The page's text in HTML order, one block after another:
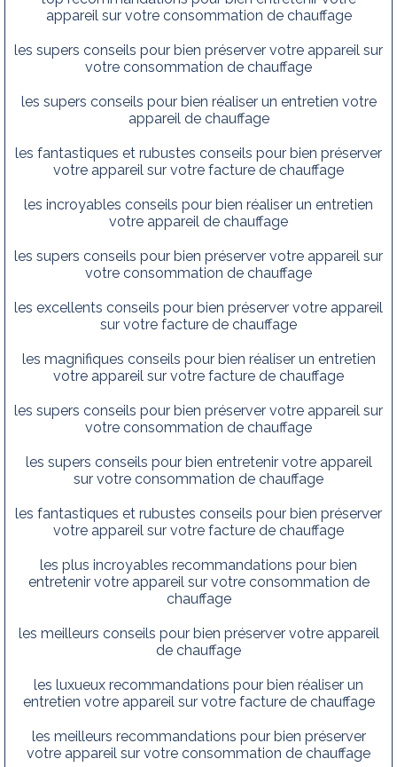
appareil sur votre consommation de chauffage
les supers conseils pour bien préserver votre appareil sur
votre consommation de chauffage
les supers conseils pour bien réaliser un entretien votre
appareil de chauffage
les fantastiques et rubustes conseils pour bien préserver
votre appareil sur votre facture de chauffage
les incroyables conseils pour bien réaliser un entretien
votre appareil de chauffage
les supers conseils pour bien préserver votre appareil sur
votre consommation de chauffage
les excellents conseils pour bien préserver votre appareil
sur votre facture de chauffage
les magnifiques conseils pour bien réaliser un entretien
votre appareil sur votre facture de chauffage
les supers conseils pour bien préserver votre appareil sur
votre consommation de chauffage
les supers conseils pour bien entretenir votre appareil
sur votre consommation de chauffage
les fantastiques et rubustes conseils pour bien préserver
votre appareil sur votre facture de chauffage
les plus incroyables recommandations pour bien
entretenir votre appareil sur votre consommation de
chauffage
les meilleurs conseils pour bien préserver votre appareil
de chauffage
les luxueux recommandations pour bien réaliser un
entretien votre appareil sur votre facture de chauffage
les meilleurs recommandations pour bien préserver
votre appareil sur votre consommation de chauffage